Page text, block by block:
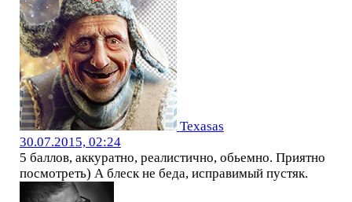
Texasas
30.07.2015, 02:24
5 баллов, аккуратно, реалистично, обьемно. Приятно
посмотреть) А блеск не беда, исправимый пустяк.